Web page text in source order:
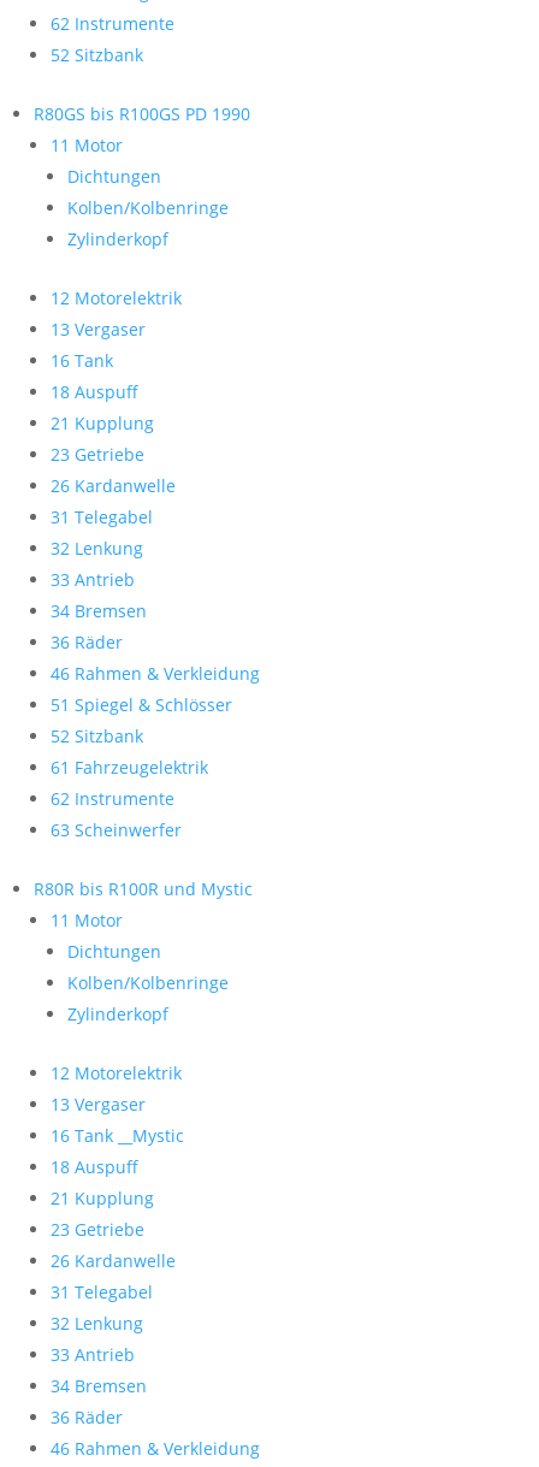
62 Instrumente
52 Sitzbank
R80GS bis R100GS PD 1990
11 Motor
Dichtungen
Kolben/Kolbenringe
Zylinderkopf
12 Motorelektrik
13 Vergaser
16 Tank
18 Auspuff
21 Kupplung
23 Getriebe
26 Kardanwelle
31 Telegabel
32 Lenkung
33 Antrieb
34 Bremsen
36 Räder
46 Rahmen & Verkleidung
51 Spiegel & Schlösser
52 Sitzbank
61 Fahrzeugelektrik
62 Instrumente
63 Scheinwerfer
R80R bis R100R und Mystic
11 Motor
Dichtungen
Kolben/Kolbenringe
Zylinderkopf
12 Motorelektrik
13 Vergaser
16 Tank __Mystic
18 Auspuff
21 Kupplung
23 Getriebe
26 Kardanwelle
31 Telegabel
32 Lenkung
33 Antrieb
34 Bremsen
36 Räder
46 Rahmen & Verkleidung